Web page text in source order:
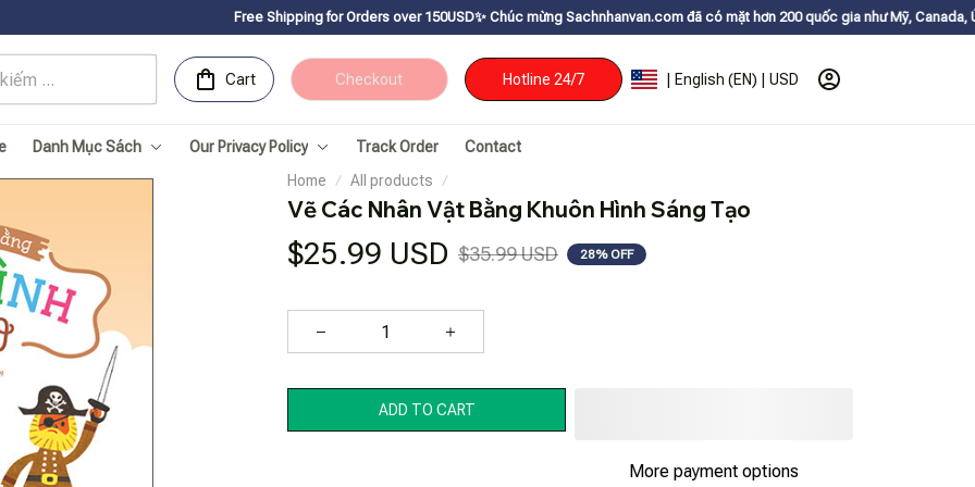
Free Shipping for Orders over 150USDㅤ✨ Chúc mừng Sachnhanvan.com đã có mặt hơn 200 quốc gia như Mỹ, Canada, Úc, Nhật, Hàn, và
Cart Checkout Hotline 24/7 | English (EN) | USD
Danh Mục Sách Our Privacy Policy Track Order
Contact
Home
All products
Vẽ Các Nhân Vật Bằng Khuôn Hình Sáng Tạo
$25.99 USD $35.99 USD 28% OFF
ADD TO CART
More payment options